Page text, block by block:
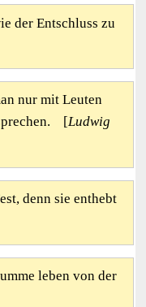
der Entschluss zu
nur mit Leuten
[Ludwig
denn sie enthebt
leben von der